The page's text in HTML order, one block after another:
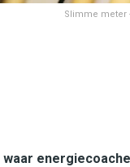
Slimme meter